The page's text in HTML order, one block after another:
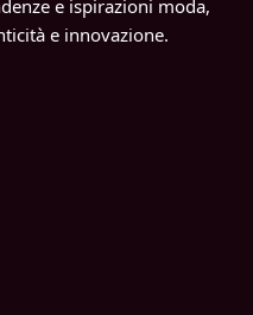
e ispirazioni moda,
e innovazione.